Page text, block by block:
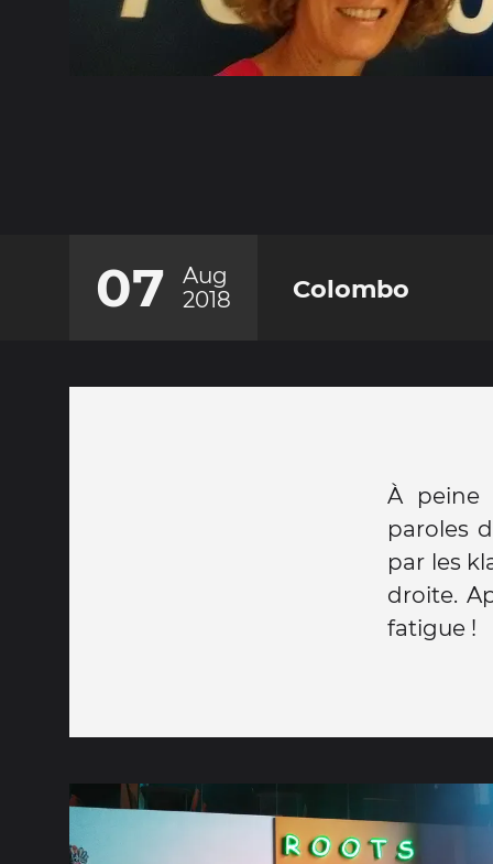
07
Aug
2018
Colombo
À peine
paroles
par les
droite.
fatigue !